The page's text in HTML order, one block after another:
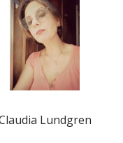
Lundgren